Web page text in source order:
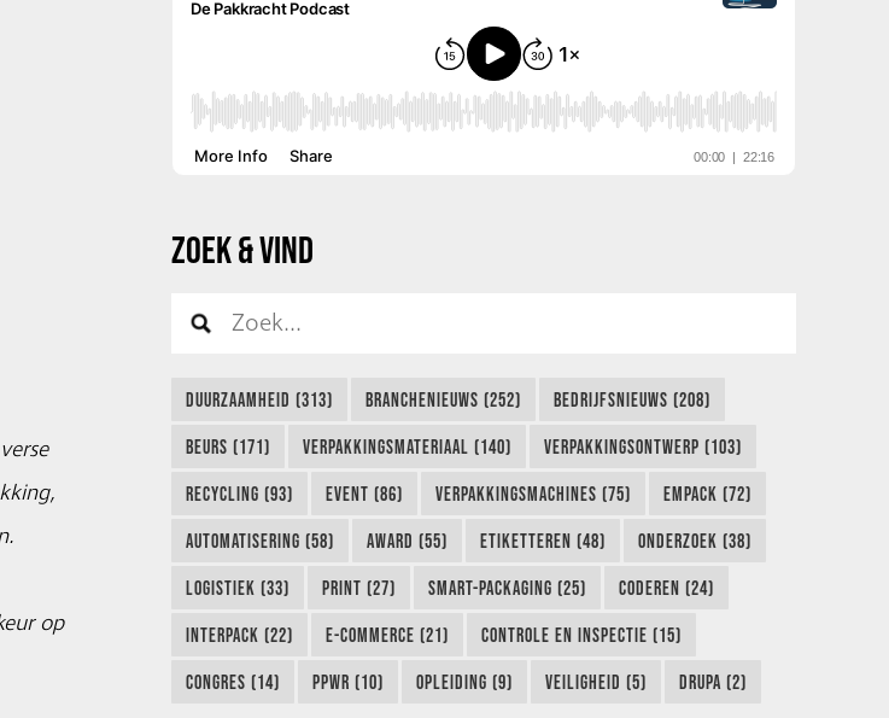
op
ZOEK & VIND
DUURZAAMHEID (313) BRANCHENIEUWS (252) BEDRIJFSNIEUWS (208)
BEURS (171) VERPAKKINGSMATERIAAL (140) VERPAKKINGSONTWERP (103)
RECYCLING (93) EVENT (86) VERPAKKINGSMACHINES (75) EMPACK (72)
AUTOMATISERING (58) AWARD (55) ETIKETTEREN (48) ONDERZOEK (38)
LOGISTIEK (33) PRINT (27) SMART-PACKAGING (25) CODEREN (24)
INTERPACK (22) E-COMMERCE (21) CONTROLE EN INSPECTIE (15)
CONGRES (14) PPWR (10) OPLEIDING (9) VEILIGHEID (5) DRUPA (2)